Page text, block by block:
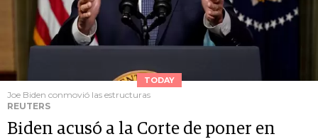
TODAY
Joe Biden conmovió las estructuras
REUTERS
Biden acusó a la Corte de poner en